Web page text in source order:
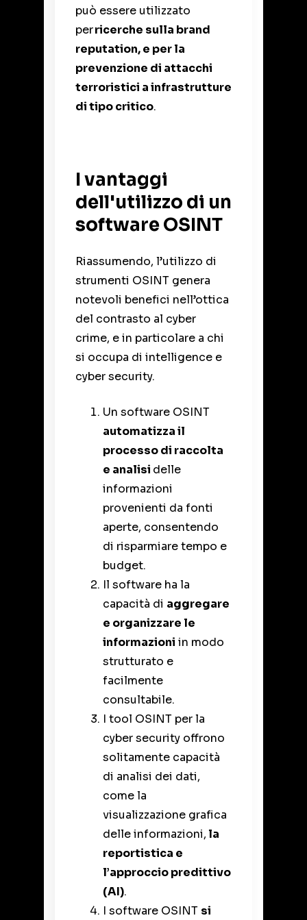
può essere utilizzato
perricerche sulla brand
reputation, e per la
prevenzione di attacchi
terroristici a infrastrutture
di tipo critico.
I vantaggi
dell'utilizzo di un
software OSINT
Riassumendo, l’utilizzo di
strumenti OSINT genera
notevoli benefici nell’ottica
del contrasto al cyber
crime, e in particolare a chi
si occupa di intelligence e
cyber security.
Un software OSINT
automatizza il
processo di raccolta
e analisi delle
informazioni
provenienti da fonti
aperte, consentendo
di risparmiare tempo e
budget.
Il software ha la
capacità di aggregare
e organizzare le
informazioni in modo
strutturato e
facilmente
consultabile.
I tool OSINT per la
cyber security offrono
solitamente capacità
di analisi dei dati,
come la
visualizzazione grafica
delle informazioni, la
reportistica e
l’approccio predittivo
(AI).
I software OSINT si